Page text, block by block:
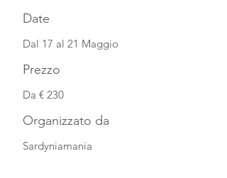
Date
Dal 17 al 21 Maggio
Prezzo
Da € 230
Organizzato da
Sardyniamania